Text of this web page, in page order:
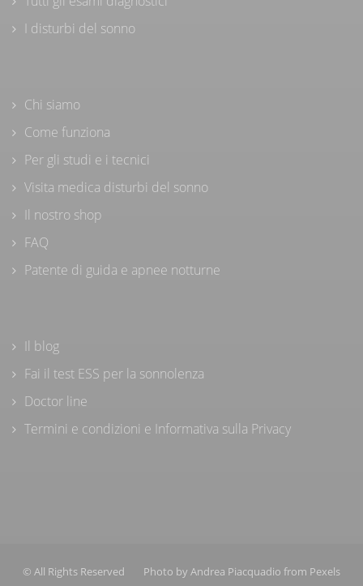
I disturbi del sonno
Chi siamo
Come funziona
Per gli studi e i tecnici
Visita medica disturbi del sonno
Il nostro shop
FAQ
Patente di guida e apnee notturne
Il blog
Fai il test ESS per la sonnolenza
Doctor line
Termini e condizioni e Informativa sulla Privacy
© All Rights Reserved Photo by Andrea Piacquadio from Pexels